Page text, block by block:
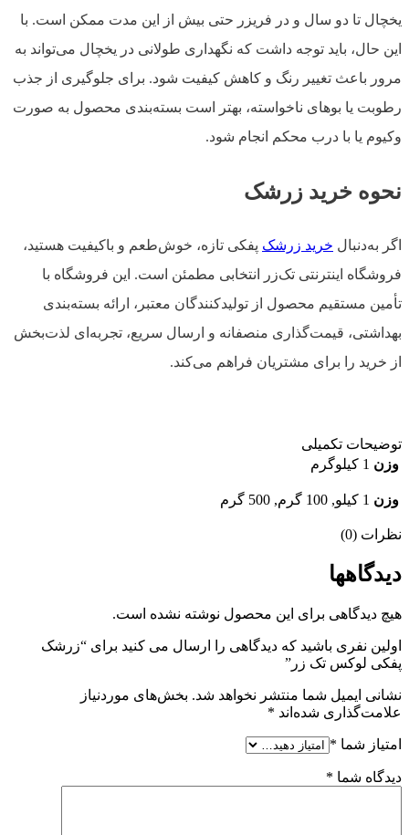
یخچال تا دو سال و در فریزر حتی بیش از این مدت ممکن است. با
این حال، باید توجه داشت که نگهداری طولانی در یخچال می‌تواند به
مرور باعث تغییر رنگ و کاهش کیفیت شود. برای جلوگیری از جذب
رطوبت یا بوهای ناخواسته، بهتر است بسته‌بندی محصول به صورت
وکیوم یا با درب محکم انجام شود.
نحوه خرید زرشک
اگر به‌دنبال خرید زرشک پفکی تازه، خوش‌طعم و باکیفیت هستید،
فروشگاه اینترنتی تک‌زر انتخابی مطمئن است. این فروشگاه با
تأمین مستقیم محصول از تولیدکنندگان معتبر، ارائه بسته‌بندی
بهداشتی، قیمت‌گذاری منصفانه و ارسال سریع، تجربه‌ای لذت‌بخش
از خرید را برای مشتریان فراهم می‌کند.
توضیحات تکمیلی
وزن 1 کیلوگرم
وزن 1 کیلو, 100 گرم, 500 گرم
نظرات (0)
دیدگاهها
هیچ دیدگاهی برای این محصول نوشته نشده است.
اولین نفری باشید که دیدگاهی را ارسال می کنید برای “زرشک
پفکی لوکس تک زر”
نشانی ایمیل شما منتشر نخواهد شد. بخش‌های موردنیاز
علامت‌گذاری شده‌اند *
امتیاز شما *
دیدگاه شما *